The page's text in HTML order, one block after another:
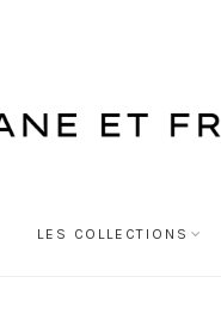
LES COLLECTIONS